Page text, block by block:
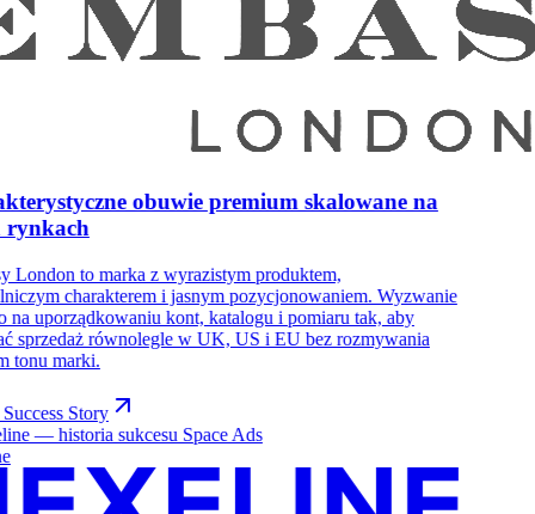
obuwie premium skalowane na
rynkach
London to marka z wyrazistym produktem,
charakterem i jasnym pozycjonowaniem. Wyzwanie
na uporządkowaniu kont, katalogu i pomiaru tak, aby
sprzedaż równolegle w UK, US i EU bez rozmywania
tonu marki.
Story